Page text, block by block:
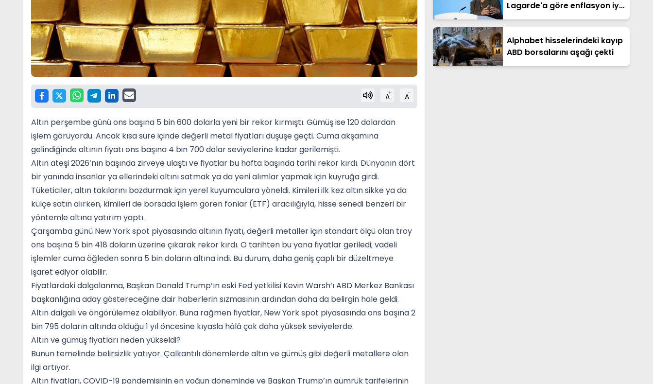
A+ A-
Altın perşembe günü ons başına 5 bin 600 dolarla yeni bir rekor kırmıştı. Gümüş ise 120 dolardan
işlem görüyordu. Ancak kısa süre içinde değerli metal fiyatları düşüşe geçti. Cuma akşamına
gelindiğinde altının fiyatı ons başına 4 bin 700 dolar seviyelerine kadar gerilemişti.
Altın ateşi 2026’nın başında zirveye ulaştı ve fiyatlar bu hafta başında tarihi rekor kırdı. Dünyanın dört
bir yanında insanlar ya ellerindeki altını satmak ya da yeni alımlar yapmak için kuyruğa girdi.
Tüketiciler, altın takılarını bozdurmak için yerel kuyumculara yöneldi. Kimileri ilk kez altın sikke ya da
külçe satın alırken, kimileri de borsada işlem gören fonlar (ETF) aracılığıyla, hisse senedi benzeri bir
yöntemle altına yatırım yaptı.
Çarşamba günü New York spot piyasasında altının fiyatı, değerli metaller için standart ölçü olan troy
ons başına 5 bin 418 doların üzerine çıkarak rekor kırdı. O tarihten bu yana fiyatlar geriledi; vadeli
işlemler cuma öğleden sonra 5 bin doların altına indi. Bu durum, daha geniş çaplı bir düzeltmeye
işaret ediyor olabilir.
Fiyatlardaki dalgalanma, Başkan Donald Trump’ın eski Fed yetkilisi Kevin Warsh’ı ABD Merkez Bankası
başkanlığına aday göstereceğine dair haberlerin sızmasının ardından daha da belirgin hale geldi.
Altın dalgalı ve öngörülemez olabiliyor. Buna rağmen fiyatlar, New York spot piyasasında ons başına 2
bin 795 doların altında olduğu 1 yıl öncesine kıyasla hâlâ çok daha yüksek seviyelerde.
Altın ve gümüş fiyatları neden yükseldi?
Bunun temelinde belirsizlik yatıyor. Çalkantılı dönemlerde altın ve gümüş gibi değerli metallere olan
ilgi artıyor.
Altın fiyatları, COVID-19 pandemisinin en yoğun döneminde ve Başkan Trump’ın gümrük tarifelerinin
Lagarde'a göre enflasyon iyi
bir noktada
Alphabet hisselerindeki kayıp
ABD borsalarını aşağı çekti